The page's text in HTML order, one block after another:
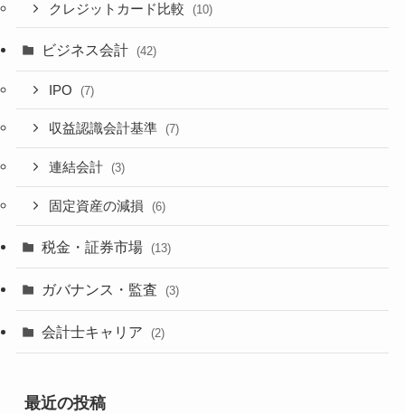
クレジットカード比較 (10)
ビジネス会計 (42)
IPO (7)
収益認識会計基準 (7)
連結会計 (3)
固定資産の減損 (6)
税金・証券市場 (13)
ガバナンス・監査 (3)
会計士キャリア (2)
最近の投稿